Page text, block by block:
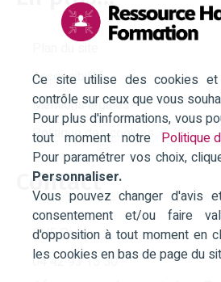
Ce site utilise des cookies
contrôle sur ceux que vous
Pour plus d'informations, vous
tout moment notre Politique
Pour paramétrer vos choix,
Personnaliser.
Vous pouvez changer d'avis
consentement et/ou faire
d'opposition à tout moment en
les cookies en bas de page du
Plan du site
Accessibilité
Mentions légales
Politique des cookies
Contact
RHF Paca
04 42 93 15 50